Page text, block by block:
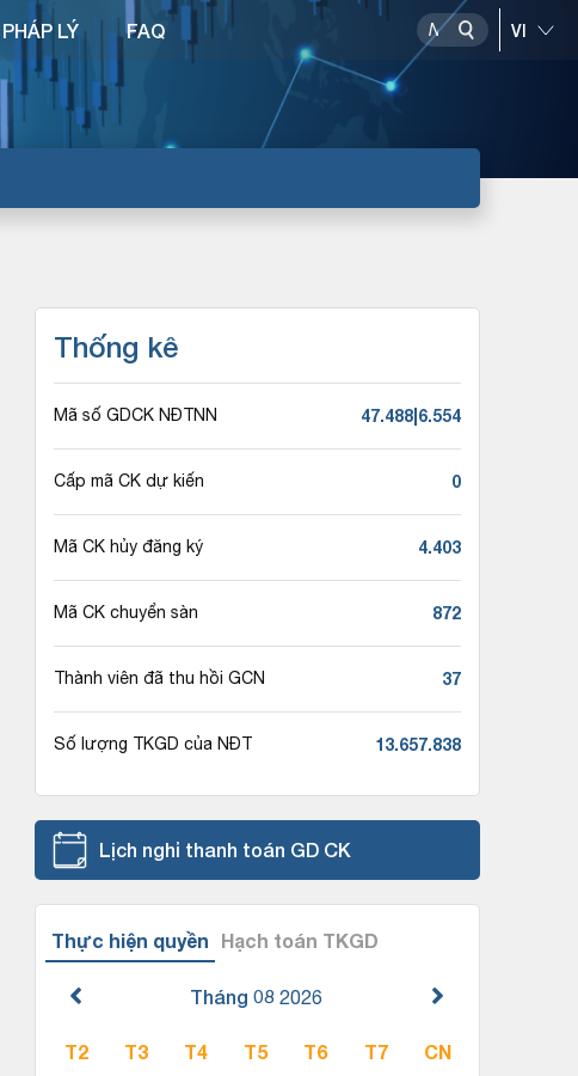
PHÁP LÝ FAQ
Thống kê
Mã số GDCK NĐTNN 47.488|6.554
Cấp mã CK dự kiến 0
Mã CK hủy đăng ký 4.403
Mã CK chuyển sàn 872
Thành viên đã thu hồi GCN 37
Số lượng TKGD của NĐT 13.657.838
Lịch nghỉ thanh toán GD CK
Thực hiện quyền Hạch toán TKGD
Tháng 08 2026
T2 T3 T4 T5 T6 T7 CN